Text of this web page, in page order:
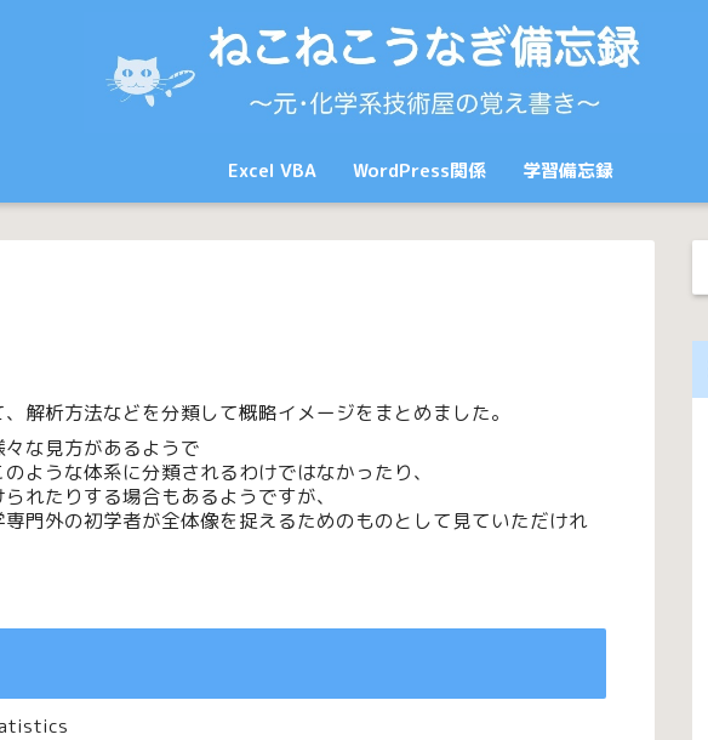
Excel VBA WordPress関係 学習備忘録
解析方法などを分類して概略イメージをまとめました。
な見方があるようで
ような体系に分類されるわけではなかったり、
れたりする場合もあるようですが、
門外の初学者が全体像を捉えるためのものとして見ていただけれ